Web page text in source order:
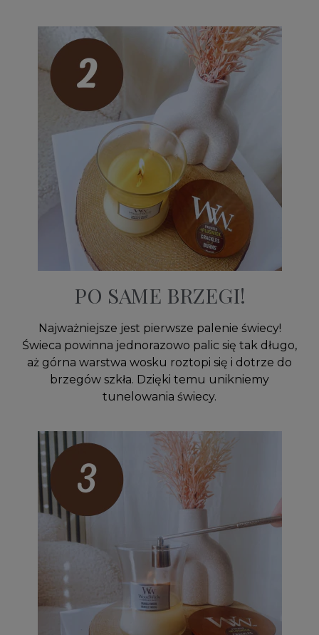
PO SAME BRZEGI!
Najważniejsze jest pierwsze palenie świecy!
Świeca powinna jednorazowo palic się tak długo,
aż górna warstwa wosku roztopi się i dotrze do
brzegów szkła. Dzięki temu unikniemy
tunelowania świecy.